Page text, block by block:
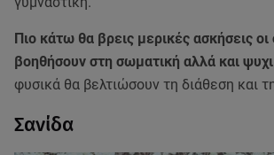
Πιο κάτω θα βρεις μερικές ασκήσεις οι
βοηθήσουν στη σωματική αλλά και
φυσικά θα βελτιώσουν τη διάθεση και
Σανίδα